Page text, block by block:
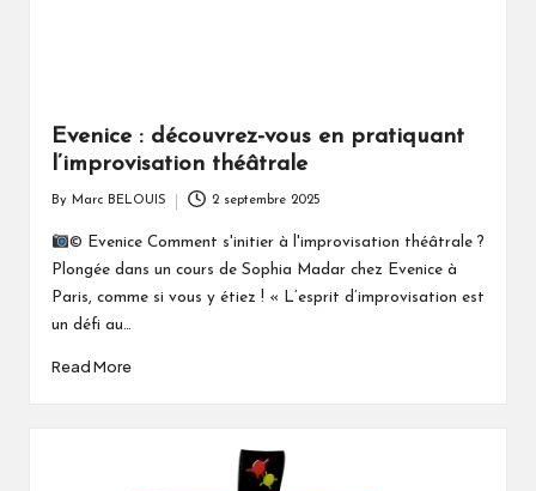
Evenice : découvrez-vous en pratiquant
l’improvisation théâtrale
by
By Marc BELOUIS 2 septembre 2025
© Evenice Comment s'initier à l'improvisation théâtrale ?
Plongée dans un cours de Sophia Madar chez Evenice à
Paris, comme si vous y étiez ! « L’esprit d’improvisation est
un défi au…
Read More